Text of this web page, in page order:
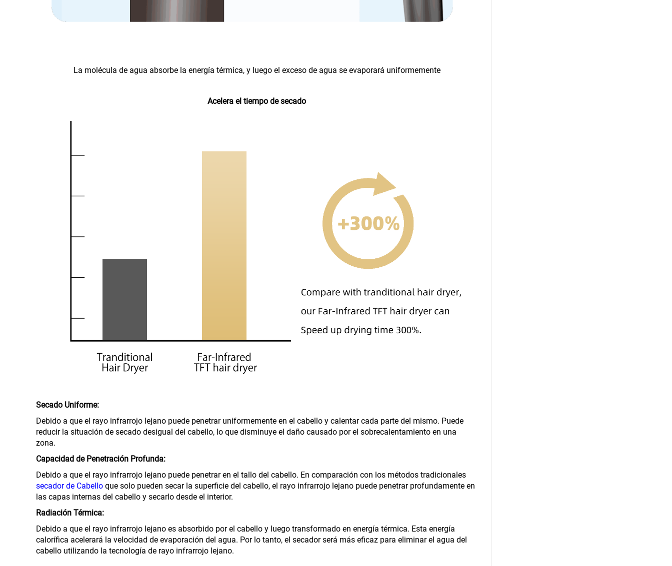
La molécula de agua absorbe la energía térmica, y luego el exceso de agua se evaporará uniformemente
Acelera el tiempo de secado
Secado Uniforme:
Debido a que el rayo infrarrojo lejano puede penetrar uniformemente en el cabello y calentar cada parte del mismo. Puede
reducir la situación de secado desigual del cabello, lo que disminuye el daño causado por el sobrecalentamiento en una
zona.
Capacidad de Penetración Profunda:
Debido a que el rayo infrarrojo lejano puede penetrar en el tallo del cabello. En comparación con los métodos tradicionales
secador de Cabello que solo pueden secar la superficie del cabello, el rayo infrarrojo lejano puede penetrar profundamente en
las capas internas del cabello y secarlo desde el interior.
Radiación Térmica:
Debido a que el rayo infrarrojo lejano es absorbido por el cabello y luego transformado en energía térmica. Esta energía
calorífica acelerará la velocidad de evaporación del agua. Por lo tanto, el secador será más eficaz para eliminar el agua del
cabello utilizando la tecnología de rayo infrarrojo lejano.